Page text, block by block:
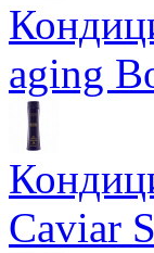
aging
Caviar